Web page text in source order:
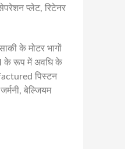
प्लेट, रिटेनर
के मोटर भागों
के रूप में अवधि के
पिस्टन
बेल्जियम